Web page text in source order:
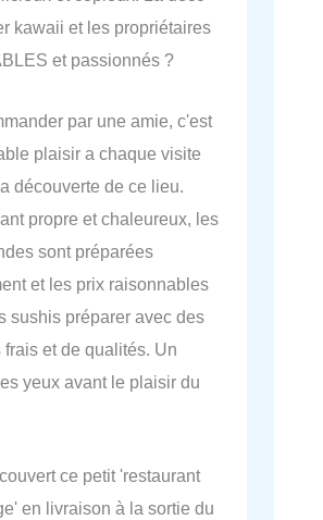
kawaii et les propriétaires
et passionnés ?
par une amie, c'est
plaisir a chaque visite
découverte de ce lieu.
propre et chaleureux, les
sont préparées
et les prix raisonnables
sushis préparer avec des
frais et de qualités. Un
yeux avant le plaisir du
ce petit 'restaurant
en livraison à la sortie du